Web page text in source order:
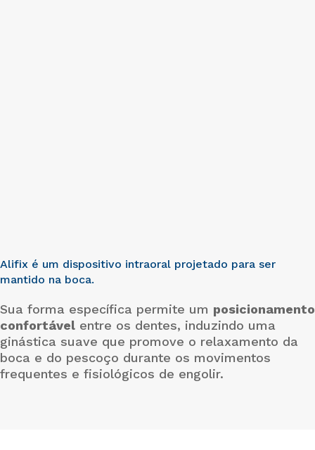
Alifix é um dispositivo intraoral projetado para ser
mantido na boca.
Sua forma específica permite um posicionamento
confortável entre os dentes, induzindo uma
ginástica suave que promove o relaxamento da
boca e do pescoço durante os movimentos
frequentes e fisiológicos de engolir.